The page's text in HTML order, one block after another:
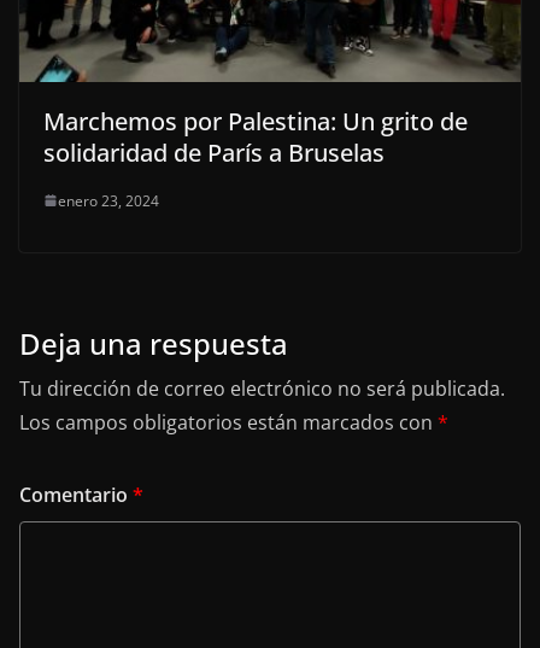
Marchemos por Palestina: Un grito de
solidaridad de París a Bruselas
enero 23, 2024
Deja una respuesta
Tu dirección de correo electrónico no será publicada.
Los campos obligatorios están marcados con *
Comentario *